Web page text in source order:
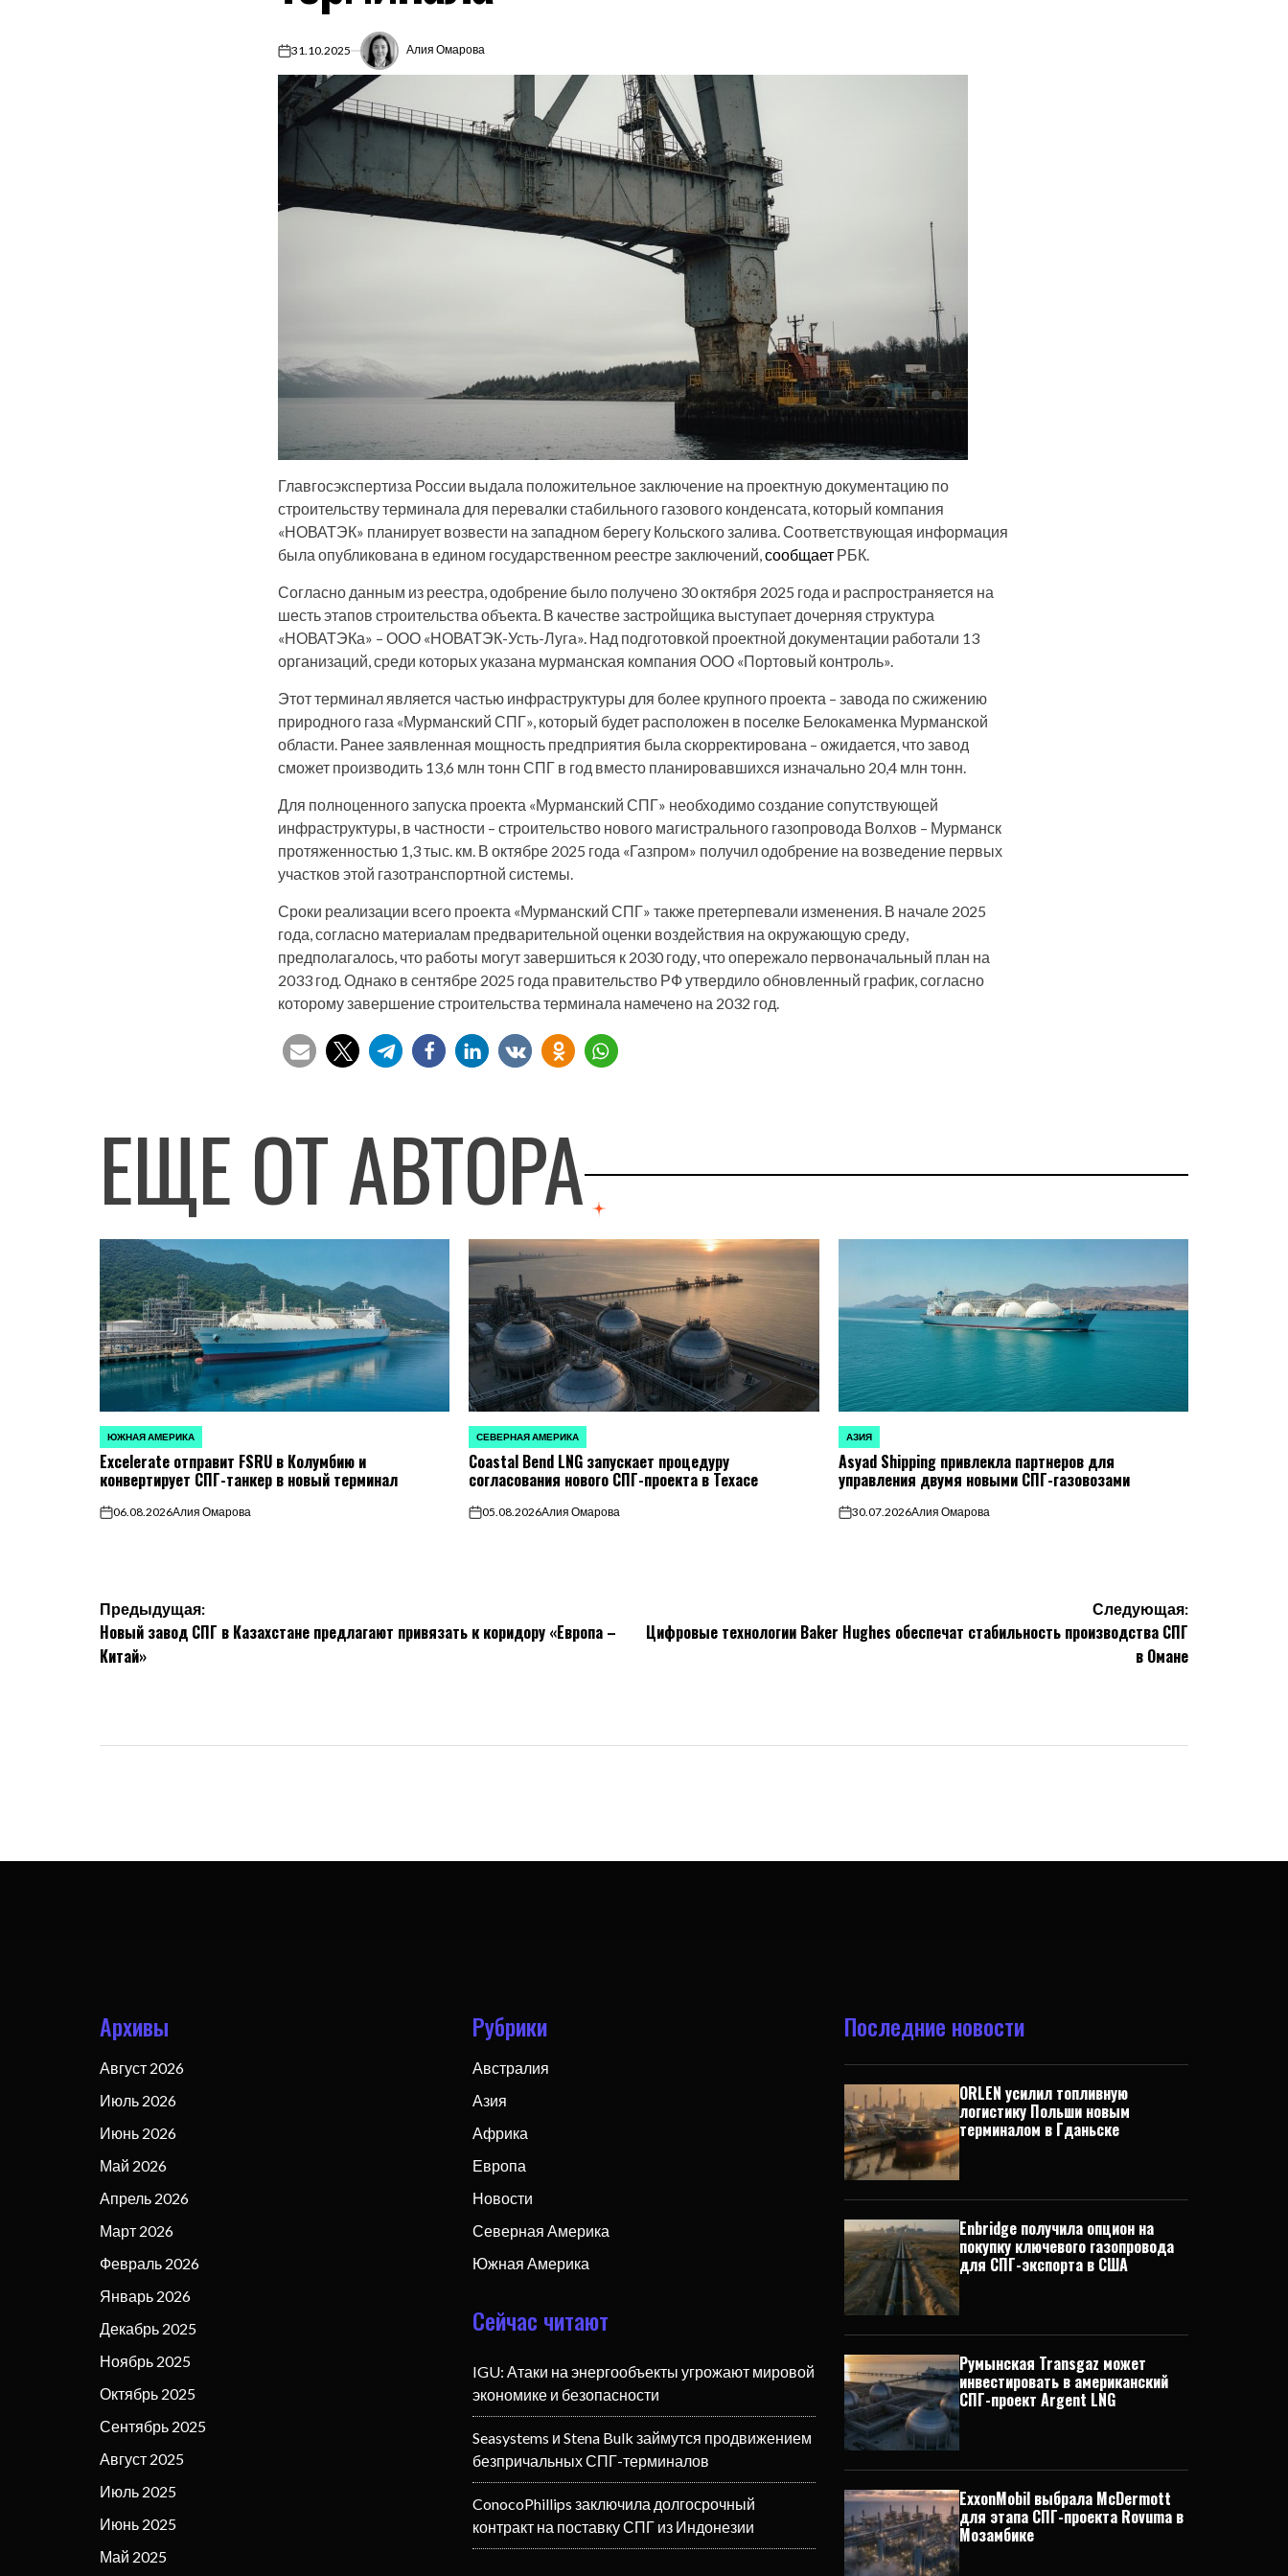
on31.10.2025 Алия Омарова
Главгосэкспертиза России выдала положительное заключение на проектную документацию по
строительству терминала для перевалки стабильного газового конденсата, который компания
«НОВАТЭК» планирует возвести на западном берегу Кольского залива. Соответствующая информация
была опубликована в едином государственном реестре заключений,сообщает РБК.
Согласно данным из реестра, одобрение было получено 30 октября 2025 года и распространяется на
шесть этапов строительства объекта. В качестве застройщика выступает дочерняя структура
«НОВАТЭКа» – ООО «НОВАТЭК-Усть-Луга». Над подготовкой проектной документации работали 13
организаций, среди которых указана мурманская компания ООО «Портовый контроль».
Этот терминал является частью инфраструктуры для более крупного проекта – завода по сжижению
природного газа «Мурманский СПГ», который будет расположен в поселке Белокаменка Мурманской
области. Ранее заявленная мощность предприятия была скорректирована – ожидается, что завод
сможет производить 13,6 млн тонн СПГ в год вместо планировавшихся изначально 20,4 млн тонн.
Для полноценного запуска проекта «Мурманский СПГ» необходимо создание сопутствующей
инфраструктуры, в частности – строительство нового магистрального газопровода Волхов – Мурманск
протяженностью 1,3 тыс. км. В октябре 2025 года «Газпром» получил одобрение на возведение первых
участков этой газотранспортной системы.
Сроки реализации всего проекта «Мурманский СПГ» также претерпевали изменения. В начале 2025
года, согласно материалам предварительной оценки воздействия на окружающую среду,
предполагалось, что работы могут завершиться к 2030 году, что опережало первоначальный план на
2033 год. Однако в сентябре 2025 года правительство РФ утвердило обновленный график, согласно
которому завершение строительства терминала намечено на 2032 год.
ЕЩЕ ОТ АВТОРА
ОПУБЛИКОВАНО
В
ЮЖНАЯ АМЕРИКА
Excelerate отправит FSRU в Колумбию и
конвертирует СПГ-танкер в новый терминал
on06.08.2026Алия Омарова
ОПУБЛИКОВАНО
В
СЕВЕРНАЯ АМЕРИКА
Coastal Bend LNG запускает процедуру
согласования нового СПГ-проекта в Техасе
on05.08.2026Алия Омарова
ОПУБЛИКОВАНО
В
АЗИЯ
Asyad Shipping привлекла партнеров для
управления двумя новыми СПГ-газовозами
on30.07.2026Алия Омарова
Навигация
по
Предыдущая:
Новый завод СПГ в Казахстане предлагают привязать к коридору «Европа –
Китай»
Следующая:
Цифровые технологии Baker Hughes обеспечат стабильность производства СПГ
в Омане
Архивы
Август 2026
Июль 2026
Июнь 2026
Май 2026
Апрель 2026
Март 2026
Февраль 2026
Январь 2026
Декабрь 2025
Ноябрь 2025
Октябрь 2025
Сентябрь 2025
Август 2025
Июль 2025
Июнь 2025
Май 2025
Рубрики
Австралия
Азия
Африка
Европа
Новости
Северная Америка
Южная Америка
Сейчас читают
IGU: Атаки на энергообъекты угрожают мировой
экономике и безопасности
Seasystems и Stena Bulk займутся продвижением
безпричальных СПГ-терминалов
ConocoPhillips заключила долгосрочный
контракт на поставку СПГ из Индонезии
Последние новости
ORLEN усилил топливную
логистику Польши новым
терминалом в Гданьске
Enbridge получила опцион на
покупку ключевого газопровода
для СПГ-экспорта в США
Румынская Transgaz может
инвестировать в американский
СПГ-проект Argent LNG
ExxonMobil выбрала McDermott
для этапа СПГ-проекта Rovuma в
Мозамбике